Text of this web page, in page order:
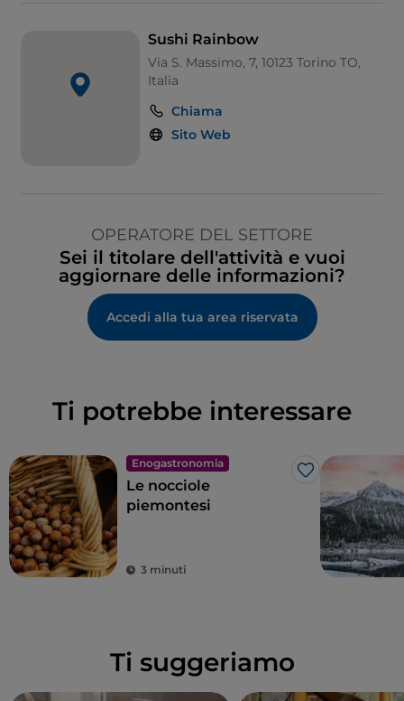
Sushi Rainbow
Via S. Massimo, 7, 10123 Torino TO,
Italia
Chiama
Sito Web
OPERATORE DEL SETTORE
Sei il titolare dell'attività e vuoi
aggiornare delle informazioni?
Accedi alla tua area riservata
Ti potrebbe interessare
Enogastronomia
Like
Le nocciole
piemontesi
3 minuti
Ti suggeriamo